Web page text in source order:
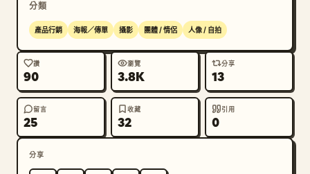
分類
產品行銷 海報／傳單 攝影 團體 / 情侶 人像 / 自拍
讚
90
瀏覽
3.8K
分享
13
留言
25
收藏
32
引用
0
分享